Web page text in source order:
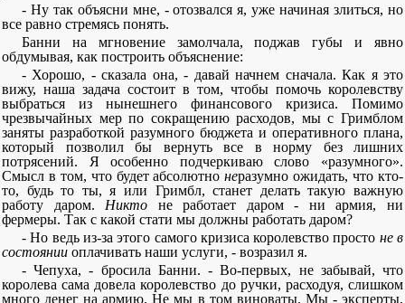
- Ну так объясни мне, - отозвался я, уже начиная злиться, но
все равно стремясь понять.
Банни на мгновение замолчала, поджав губы и явно
обдумывая, как построить объяснение:
- Хорошо, - сказала она, - давай начнем сначала. Как я это
вижу, наша задача состоит в том, чтобы помочь королевству
выбраться из нынешнего финансового кризиса. Помимо
чрезвычайных мер по сокращению расходов, мы с Гримблом
заняты разработкой разумного бюджета и оперативного плана,
который позволил бы вернуть все в норму без лишних
потрясений. Я особенно подчеркиваю слово «разумного».
Смысл в том, что будет абсолютнонеразумно ожидать, что кто-
то, будь то ты, я или Гримбл, станет делать такую важную
работу даром. Никто не работает даром - ни армия, ни
фермеры. Так с какой стати мы должны работать даром?
- Но ведь из-за этого самого кризиса королевство просто не в
состоянии оплачивать наши услуги, - возразил я.
- Чепуха, - бросила Банни. - Во-первых, не забывай, что
королева сама довела королевство до ручки, расходуя, слишком
много денег на армию. Не мы в том виноваты. Мы - эксперты,